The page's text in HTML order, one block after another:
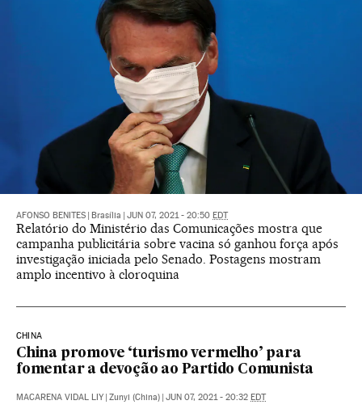
AFONSO BENITES Brasília JUN 07, 2021 - 20:50 EDT
Relatório do Ministério das Comunicações mostra que
campanha publicitária sobre vacina só ganhou força após
investigação iniciada pelo Senado. Postagens mostram
amplo incentivo à cloroquina
CHINA
China promove ‘turismo vermelho’ para
fomentar a devoção ao Partido Comunista
MACARENA VIDAL LIY Zunyi (China) JUN 07, 2021 - 20:32 EDT